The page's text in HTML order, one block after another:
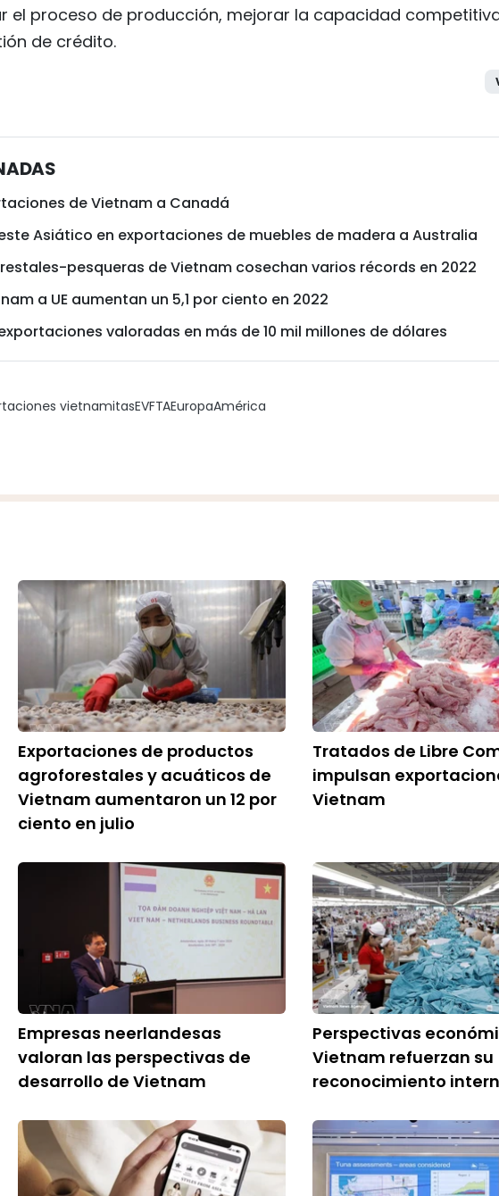
el proceso de producción, mejorar la capacidad
de crédito.
de Vietnam a Canadá
Asiático en exportaciones de muebles de madera a Australia
pesqueras de Vietnam cosechan varios récords en 2022
a UE aumentan un 5,1 por ciento en 2022
valoradas en más de 10 mil millones de dólares
vietnamitasEVFTAEuropaAmérica
Exportaciones de productos
agroforestales y acuáticos de
Vietnam aumentaron un 12 por
ciento en julio
Tratados de Libre
impulsan
Vietnam
Empresas neerlandesas
valoran las perspectivas de
desarrollo de Vietnam
Perspectivas
Vietnam refuerzan su
reconocimiento